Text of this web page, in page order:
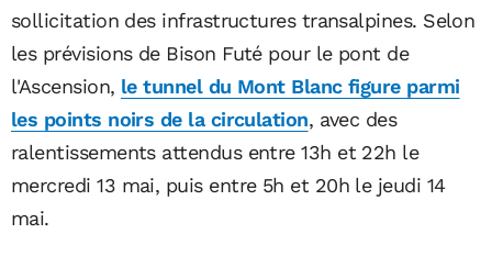
sollicitation des infrastructures transalpines. Selon
les prévisions de Bison Futé pour le pont de
l'Ascension, le tunnel du Mont Blanc figure parmi
les points noirs de la circulation, avec des
ralentissements attendus entre 13h et 22h le
mercredi 13 mai, puis entre 5h et 20h le jeudi 14
mai.